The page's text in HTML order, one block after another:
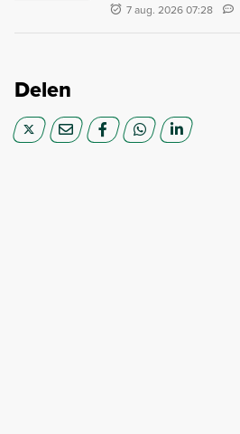
7 aug. 2026 07:28
Delen